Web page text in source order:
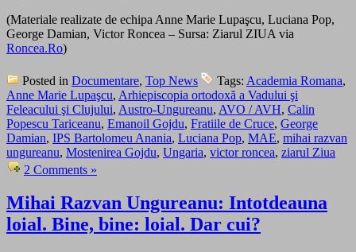
(Materiale realizate de echipa Anne Marie Lupaşcu, Luciana Pop,
George Damian, Victor Roncea – Sursa: Ziarul ZIUA via
Roncea.Ro)
Posted in Documentare, Top News Tags: Academia Romana,
Anne Marie Lupaşcu, Arhiepiscopia ortodoxă a Vadului şi
Feleacului şi Clujului, Austro-Ungureanu, AVO / AVH, Calin
Popescu Tariceanu, Emanoil Gojdu, Fratiile de Cruce, George
Damian, IPS Bartolomeu Anania, Luciana Pop, MAE, mihai razvan
ungureanu, Mostenirea Gojdu, Ungaria, victor roncea, ziarul Ziua
2 Comments »
Mihai Razvan Ungureanu: Intotdeauna
loial. Bine, bine: loial. Dar cui?